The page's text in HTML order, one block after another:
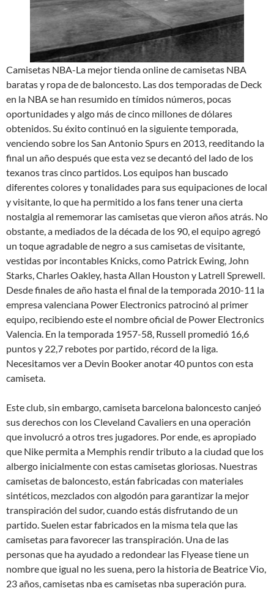
Camisetas NBA-La mejor tienda online de camisetas NBA
baratas y ropa de de baloncesto. Las dos temporadas de Deck
en la NBA se han resumido en tímidos números, pocas
oportunidades y algo más de cinco millones de dólares
obtenidos. Su éxito continuó en la siguiente temporada,
venciendo sobre los San Antonio Spurs en 2013, reeditando la
final un año después que esta vez se decantó del lado de los
texanos tras cinco partidos. Los equipos han buscado
diferentes colores y tonalidades para sus equipaciones de local
y visitante, lo que ha permitido a los fans tener una cierta
nostalgia al rememorar las camisetas que vieron años atrás. No
obstante, a mediados de la década de los 90, el equipo agregó
un toque agradable de negro a sus camisetas de visitante,
vestidas por incontables Knicks, como Patrick Ewing, John
Starks, Charles Oakley, hasta Allan Houston y Latrell Sprewell.
Desde finales de año hasta el final de la temporada 2010-11 la
empresa valenciana Power Electronics patrocinó al primer
equipo, recibiendo este el nombre oficial de Power Electronics
Valencia. En la temporada 1957-58, Russell promedió 16,6
puntos y 22,7 rebotes por partido, récord de la liga.
Necesitamos ver a Devin Booker anotar 40 puntos con esta
camiseta.
Este club, sin embargo, camiseta barcelona baloncesto canjeó
sus derechos con los Cleveland Cavaliers en una operación
que involucró a otros tres jugadores. Por ende, es apropiado
que Nike permita a Memphis rendir tributo a la ciudad que los
albergo inicialmente con estas camisetas gloriosas. Nuestras
camisetas de baloncesto, están fabricadas con materiales
sintéticos, mezclados con algodón para garantizar la mejor
transpiración del sudor, cuando estás disfrutando de un
partido. Suelen estar fabricados en la misma tela que las
camisetas para favorecer las transpiración. Una de las
personas que ha ayudado a redondear las Flyease tiene un
nombre que igual no les suena, pero la historia de Beatrice Vio,
23 años, camisetas nba es camisetas nba superación pura.